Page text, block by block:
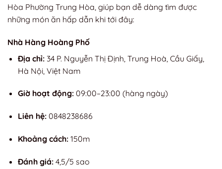
Hòa Phường Trung Hòa, giúp bạn dễ dàng tìm được
những món ăn hấp dẫn khi tới đây:
Nhà Hàng Hoàng Phố
Địa chỉ: 34 P. Nguyễn Thị Định, Trung Hoà, Cầu Giấy,
Hà Nội, Việt Nam
Giờ hoạt động: 09:00–23:00 (hàng ngày)
Liên hệ: 0848238686
Khoảng cách: 150m
Đánh giá: 4,5/5 sao